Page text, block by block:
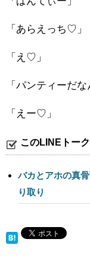
「あらえっち♡」
「え♡」
「パンティーだ
「えー♡」
このLINEトー
バカとアホの真
り取り